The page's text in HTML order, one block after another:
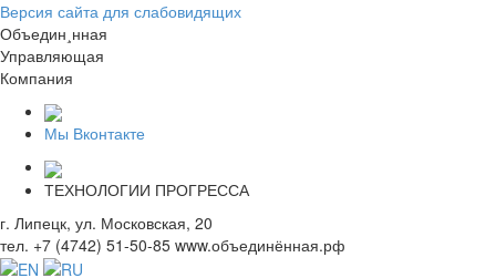
Версия сайта для слабовидящих
Объедин¸нная
Управляющая
Компания
Мы Вконтакте
ТЕХНОЛОГИИ ПРОГРЕССА
г. Липецк, ул. Московская, 20
тел. +7 (4742) 51-50-85 www.объединённая.рф